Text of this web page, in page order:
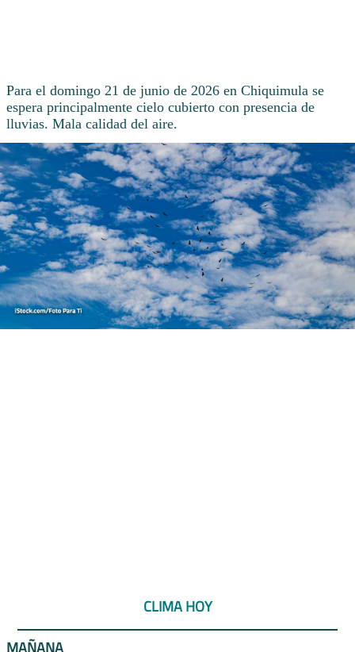
Para el domingo 21 de junio de 2026 en Chiquimula se
espera principalmente cielo cubierto con presencia de
lluvias. Mala calidad del aire.
CLIMA HOY
MAÑANA